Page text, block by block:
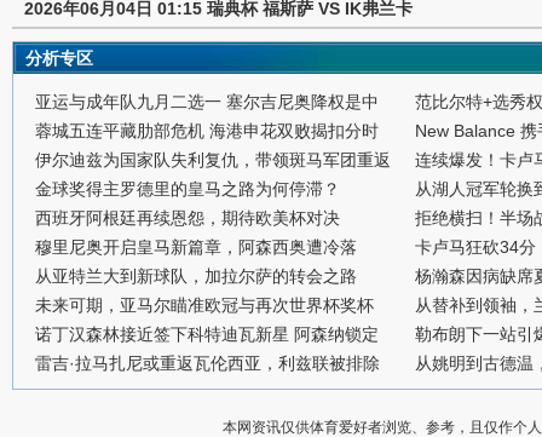
2026年06月04日 01:15 瑞典杯 福斯萨 VS IK弗兰卡
分析专区
亚运与成年队九月二选一 塞尔吉尼奥降权是中
蓉城五连平藏肋部危机 海港申花双败揭扣分时
伊尔迪兹为国家队失利复仇，带领斑马军团重返
金球奖得主罗德里的皇马之路为何停滞？
西班牙阿根廷再续恩怨，期待欧美杯对决
穆里尼奥开启皇马新篇章，阿森西奥遭冷落
从亚特兰大到新球队，加拉尔萨的转会之路
未来可期，亚马尔瞄准欧冠与再次世界杯奖杯
诺丁汉森林接近签下科特迪瓦新星 阿森纳锁定
雷吉·拉马扎尼或重返瓦伦西亚，利兹联被排除
范比尔特+选秀
New Balance
连续爆发！卡卢
从湖人冠军轮换
拒绝横扫！半场
卡卢马狂砍34分
杨瀚森因病缺席
从替补到领袖，
勒布朗下一站引
从姚明到古德温
本网资讯仅供体育爱好者浏览、参考，且仅作个